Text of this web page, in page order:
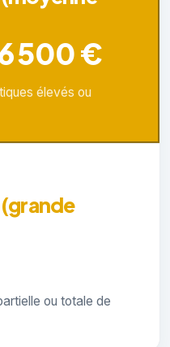
500 €
élevés ou
ou totale de